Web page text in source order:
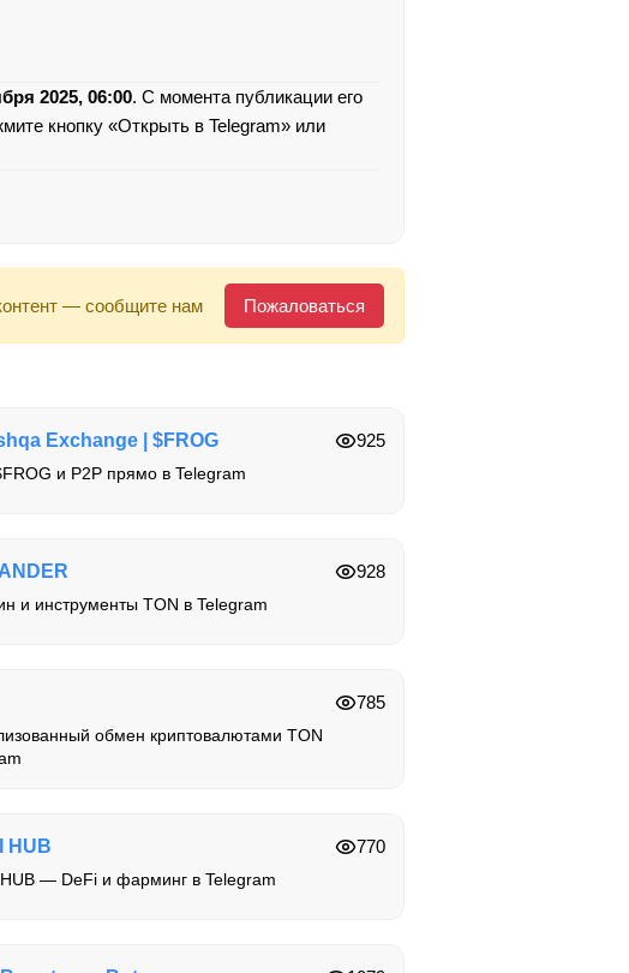
2025, 06:00. С момента публикации его
кнопку «Открыть в Telegram» или
— сообщите нам Пожаловаться
Exchange | $FROG
и P2P прямо в Telegram
925
и инструменты TON в Telegram
928
обмен криптовалютами TON
785
HUB
— DeFi и фарминг в Telegram
770